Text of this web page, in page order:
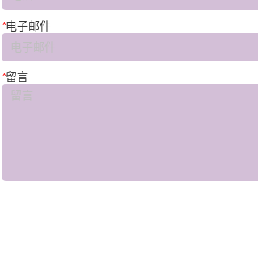
*电子邮件
*留言